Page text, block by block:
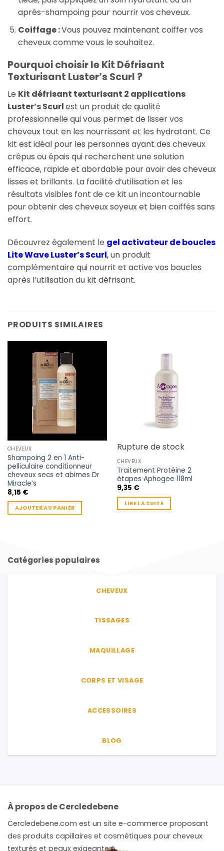
après-shampoing pour nourrir vos cheveux.
Coiffage :Vous pouvez maintenant coiffer vos
cheveux comme vous le souhaitez.
Pourquoi choisir le Kit Défrisant
Texturisant Luster’s Scurl ?
Le Kit défrisant texturisant 2 applications
Luster’s Scurlest un produit de qualité
professionnelle qui vous permet de lisser vos
cheveux tout en les nourrissant et les hydratant. Ce
kit est idéal pour les personnes ayant des cheveux
crépus ou épais qui recherchent une solution
efficace, rapide et abordable pour avoir des cheveux
lisses et brillants. La facilité d’utilisation et les
résultats visibles font de ce kit un incontournable
pour obtenir des cheveux soyeux et bien coiffés sans
effort.
Découvrez également le gel activateur de boucles
Lite Wave Luster’s Scurl,un produit
complémentaire qui nourrit et active vos boucles
après l’utilisation du kit défrisant.
PRODUITS SIMILAIRES
CHEVEUX
Shampoing 2 en 1 Anti-
pelliculaire conditionneur
cheveux secs et abimes Dr
Miracle’s
8,15 €
AJOUTER AU PANIER
Rupture de stock
CHEVEUX
Traitement Protéine 2
étapes Aphogee 118ml
9,35 €
LIRE LA SUITE
Catégories populaires
CHEVEUX
TISSAGES
MAQUILLAGE
CORPS ET VISAGE
ACCESSOIRES
BLOG
À propos de Cercledebene
Cercledebene.com est un site e-commerce proposant
des produits capillaires et cosmétiques pour cheveux
texturés et peaux exigeantes.